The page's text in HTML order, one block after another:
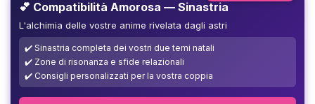
💕 Compatibilità Amorosa — Sinastria
L'alchimia delle vostre anime rivelata dagli astri
✔️ Sinastria completa dei vostri due temi natali
✔️ Zone di risonanza e sfide relazionali
✔️ Consigli personalizzati per la vostra coppia